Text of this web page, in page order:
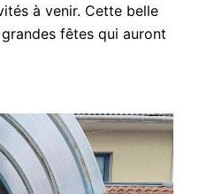
à venir. Cette belle
fêtes qui auront